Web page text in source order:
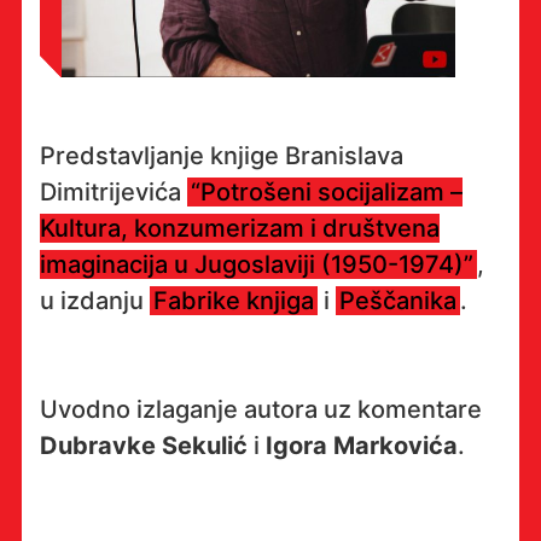
Predstavljanje knjige Branislava
Dimitrijevića “Potrošeni socijalizam –
Kultura, konzumerizam i društvena
imaginacija u Jugoslaviji (1950-1974)” ,
u izdanju Fabrike knjiga i Peščanika .
Uvodno izlaganje autora uz komentare
Dubravke Sekulić i Igora Markovića.